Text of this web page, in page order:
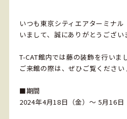
いつも東京シティエアターミナル
いまして、誠にありがとうござい
T-CAT館内では藤の装飾を行いま
ご来館の際は、ぜひご覧くださ
■期間
2024年4月18日（金）～ 5月16日